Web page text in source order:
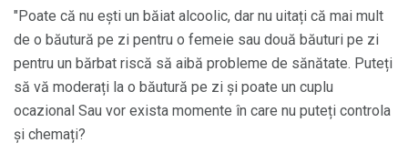
"Poate că nu ești un băiat alcoolic, dar nu uitați că mai mult
de o băutură pe zi pentru o femeie sau două băuturi pe zi
pentru un bărbat riscă să aibă probleme de sănătate. Puteți
să vă moderați la o băutură pe zi și poate un cuplu
ocazional Sau vor exista momente în care nu puteți controla
și chemați?